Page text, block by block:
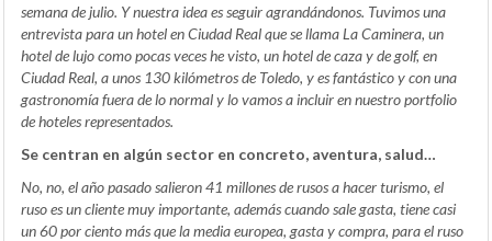
semana de julio. Y nuestra idea es seguir agrandándonos. Tuvimos una
entrevista para un hotel en Ciudad Real que se llama La Caminera, un
hotel de lujo como pocas veces he visto, un hotel de caza y de golf, en
Ciudad Real, a unos 130 kilómetros de Toledo, y es fantástico y con una
gastronomía fuera de lo normal y lo vamos a incluir en nuestro portfolio
de hoteles representados.
Se centran en algún sector en concreto, aventura, salud…
No, no, el año pasado salieron 41 millones de rusos a hacer turismo, el
ruso es un cliente muy importante, además cuando sale gasta, tiene casi
un 60 por ciento más que la media europea, gasta y compra, para el ruso